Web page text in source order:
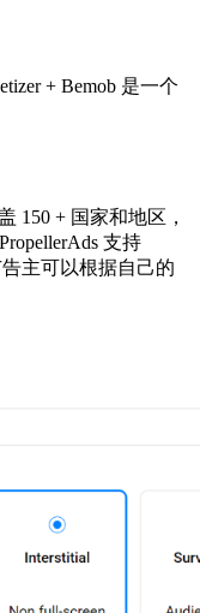
+ Bemob 是一个
150 + 国家和地区，
支持
主可以根据自己的